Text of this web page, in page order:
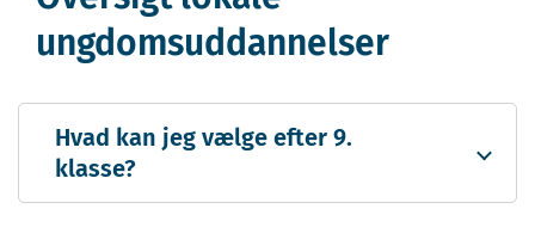
ungdomsuddannelser
Hvad kan jeg vælge efter 9.
klasse?